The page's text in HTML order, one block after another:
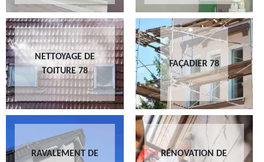
NETTOYAGE DE
TOITURE 78
FAÇADIER 78
RAVALEMENT DE
RÉNOVATION DE